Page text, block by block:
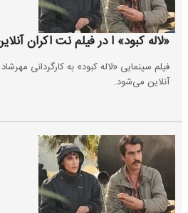
«لاله کبود» ا در فیلم نت اکران
آنلاین می‌شود.